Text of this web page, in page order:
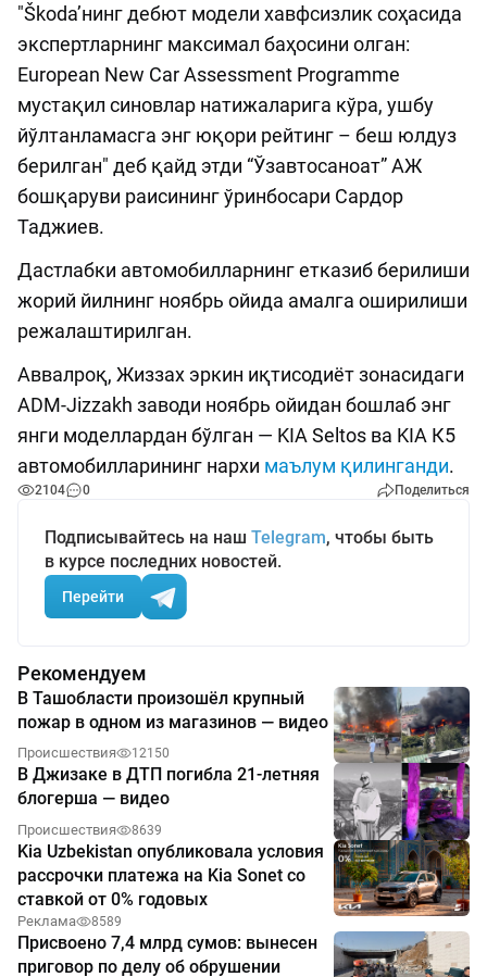
"Škoda’нинг дебют модели хавфсизлик соҳасида
экспертларнинг максимал баҳосини олган:
European New Car Assessment Programme
мустақил синовлар натижаларига кўра, ушбу
йўлтанламасга энг юқори рейтинг – беш юлдуз
берилган" деб қайд этди “Ўзавтосаноат” АЖ
бошқаруви раисининг ўринбосари Сардор
Таджиев.
Дастлабки автомобилларнинг етказиб берилиши
жорий йилнинг ноябрь ойида амалга оширилиши
режалаштирилган.
Аввалроқ, Жиззах эркин иқтисодиёт зонасидаги
ADM-Jizzakh заводи ноябрь ойидан бошлаб энг
янги моделлардан бўлган — KIA Seltos ва KIA К5
автомобилларининг нархи маълум қилинганди.
2104 0 Поделиться
Подписывайтесь на наш Telegram, чтобы быть
в курсе последних новостей.
Перейти
Рекомендуем
В Ташобласти произошёл крупный
пожар в одном из магазинов — видео
Происшествия 12150
В Джизаке в ДТП погибла 21-летняя
блогерша — видео
Происшествия 8639
Kia Uzbekistan опубликовала условия
рассрочки платежа на Kia Sonet со
ставкой от 0% годовых
Реклама 8589
Присвоено 7,4 млрд сумов: вынесен
приговор по делу об обрушении